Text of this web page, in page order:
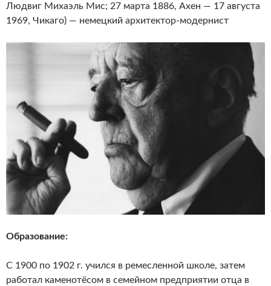
Людвиг Михаэль Мис; 27 марта 1886, Ахен — 17 августа
1969, Чикаго) — немецкий архитектор-модернист
Образование:
С 1900 по 1902 г. учился в ремесленной школе, затем
работал каменотёсом в семейном предприятии отца в